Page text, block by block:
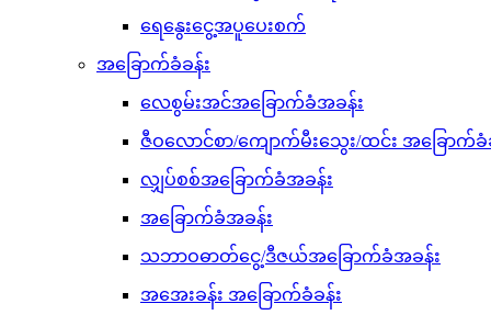
ရေနွေးငွေ့အပူပေးစက်
အခြောက်ခံခန်း
လေစွမ်းအင်အခြောက်ခံအခန်း
ဇီဝလောင်စာ/ကျောက်မီးသွေး/ထင်း အခြောက်ခံ
လျှပ်စစ်အခြောက်ခံအခန်း
အခြောက်ခံအခန်း
သဘာဝဓာတ်ငွေ့/ဒီဇယ်အခြောက်ခံအခန်း
အအေးခန်း အခြောက်ခံခန်း